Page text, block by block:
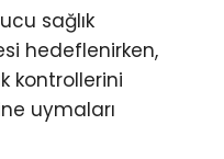
sağlık
hedeflenirken,
kontrollerini
uymaları